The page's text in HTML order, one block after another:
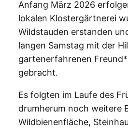
Anfang März 2026
lokalen Klostergärtnerei
Wildstauden erstanden
langen Samstag mit der
gartenerfahrenen
gebracht.
Es folgten im Laufe des
drumherum noch weitere
Wildbienenfläche,